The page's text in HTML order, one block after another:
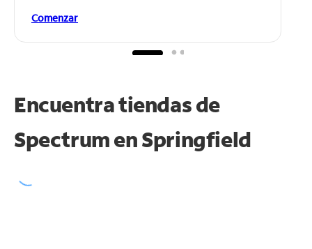
Comenzar
Encuentra tiendas de
Spectrum enSpringfield